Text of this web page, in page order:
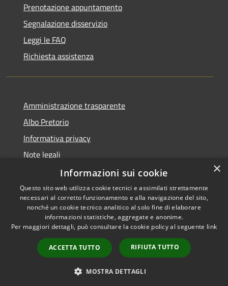
Prenotazione appuntamento
Segnalazione disservizio
Leggi le FAQ
Richiesta assistenza
Amministrazione trasparente
Albo Pretorio
Informativa privacy
Note legali
Dichiarazione di accessibilità
RSS
Accessibilità
Copyright © 2021 • Città
di San Benedetto Po •
Powered byMunicipium
Accesso redazione
×
Informazioni sui cookie
Questo sito web utilizza cookie tecnici e assimilati strettamente
necessari al corretto funzionamento e alla navigazione del sito,
nonché un cookie tecnico analitico al solo fine di elaborare
informazioni statistiche, aggregate e anonime.
Per maggiori dettagli, può consultare la cookie policy al seguente link
ACCETTA TUTTO RIFIUTA TUTTO
MOSTRA DETTAGLI